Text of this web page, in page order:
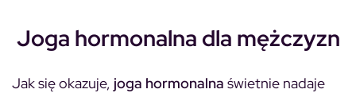
Joga hormonalna dla mężczyzn
Jak się okazuje, joga hormonalna świetnie nadaje